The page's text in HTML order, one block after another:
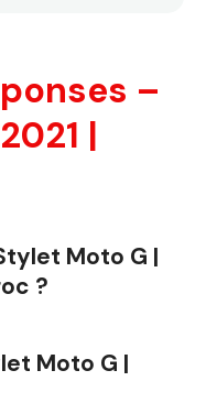
–
|
Moto G |
?
Moto G |